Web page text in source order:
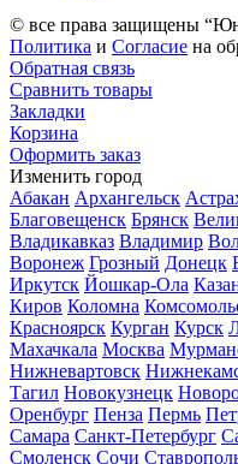
© все права защищены
Политика и Согласие на
Обратная связь
Сравнить товары
Закладки
Корзина
Оформить заказ
Изменить город
Абакан Архангельск
Благовещенск Брянск
Владикавказ Владимир
Воронеж Грозный Донецк
Иркутск Йошкар-Ола
Киров Коломна
Красноярск Курган Курск
Махачкала Москва
Нижневартовск
Тагил Новокузнецк
Оренбург Пенза Пермь
Самара Санкт-Петербург
Смоленск Сочи